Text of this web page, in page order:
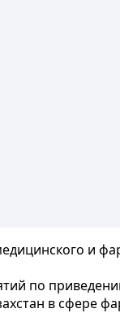
и
по
в сфере